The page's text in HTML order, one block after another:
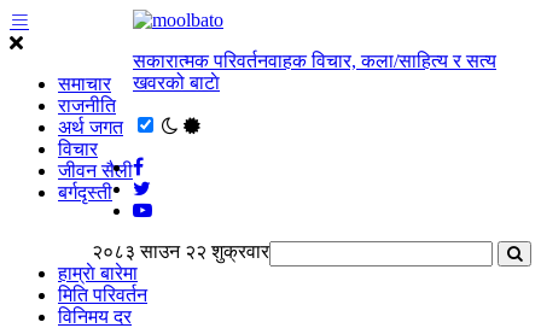
समाचार
राजनीति
अर्थ जगत
विचार
जीवन सैली
बर्गदृस्ती
सकारात्मक परिवर्तनवाहक विचार, कला/साहित्य र सत्य
खवरको बाटाे
२०८३ साउन २२ शुक्रवार
हाम्राे बारेमा
मिति परिवर्तन
विनिमय दर